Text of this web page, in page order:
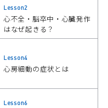
Lesson2
心不全・脳卒中・心臓発作
はなぜ起きる？
Lesson4
心房細動の症状とは
Lesson6